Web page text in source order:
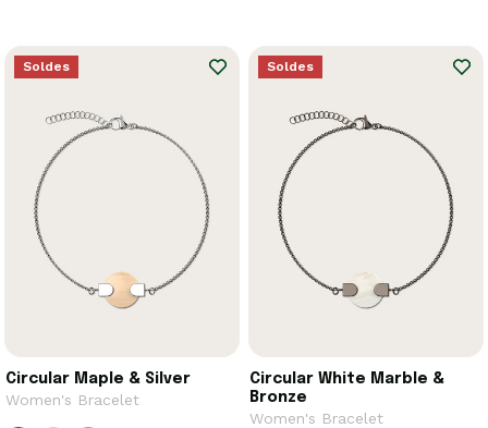
Soldes
Circular Maple & Silver
Women's Bracelet
Soldes
Circular White Marble &
Bronze
Women's Bracelet